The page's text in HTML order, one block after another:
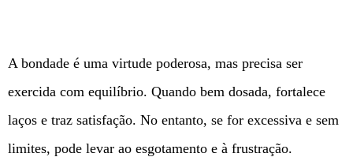
A bondade é uma virtude poderosa, mas precisa ser
exercida com equilíbrio. Quando bem dosada, fortalece
laços e traz satisfação. No entanto, se for excessiva e sem
limites, pode levar ao esgotamento e à frustração.